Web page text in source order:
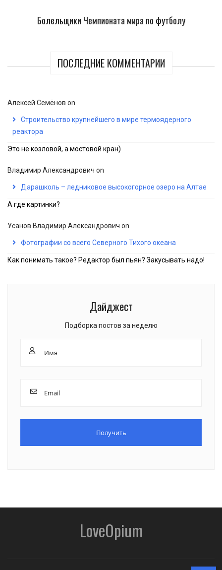
Болельщики Чемпионата мира по футболу
ПОСЛЕДНИЕ КОММЕНТАРИИ
Алексей Семёнов on
Строительство крупнейшего в мире термоядерного
реактора
Это не козловой, а мостовой кран)
Владимир Александрович on
Дарашколь – ледниковое высокогорное озеро на Алтае
А где картинки?
Усанов Владимир Александрович on
Фотографии со всего Северного Тихого океана
Как понимать такое? Редактор был пьян? Закусывать надо!
Дайджест
Подборка постов за неделю
LoveOpium